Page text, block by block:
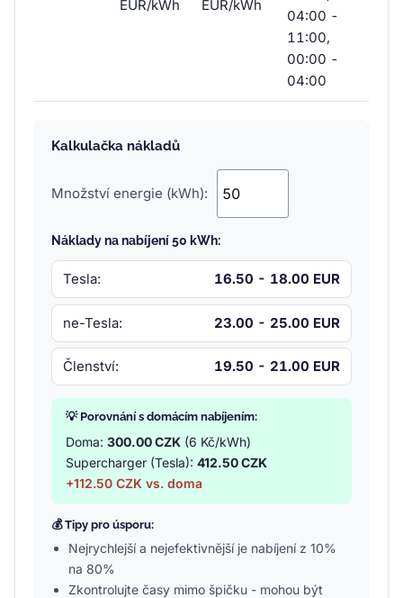
EUR/kWh EUR/kWh
04:00 -
11:00,
00:00 -
04:00
Kalkulačka nákladů
Množství energie (kWh):
Náklady na nabíjení 50 kWh:
Tesla: 16.50 - 18.00 EUR
ne-Tesla: 23.00 - 25.00 EUR
Členství: 19.50 - 21.00 EUR
💡 Porovnání s domácím nabíjením:
Doma: 300.00 CZK (6 Kč/kWh)
Supercharger (Tesla): 412.50 CZK
+112.50 CZK vs. doma
💰 Tipy pro úsporu:
Nejrychlejší a nejefektivnější je nabíjení z 10%
na 80%
Zkontrolujte časy mimo špičku - mohou být